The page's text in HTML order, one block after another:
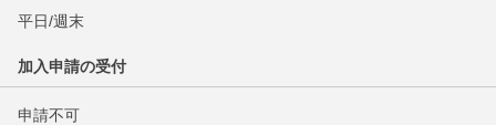
平日/週末
加入申請の受付
申請不可